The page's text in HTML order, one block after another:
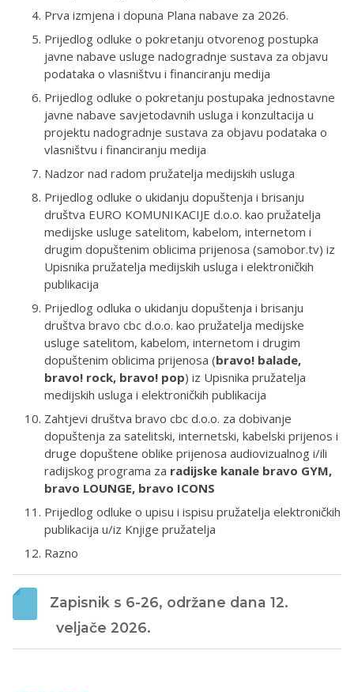
Prva izmjena i dopuna Plana nabave za 2026.
Prijedlog odluke o pokretanju otvorenog postupka
javne nabave usluge nadogradnje sustava za objavu
podataka o vlasništvu i financiranju medija
Prijedlog odluke o pokretanju postupaka jednostavne
javne nabave savjetodavnih usluga i konzultacija u
projektu nadogradnje sustava za objavu podataka o
vlasništvu i financiranju medija
Nadzor nad radom pružatelja medijskih usluga
Prijedlog odluke o ukidanju dopuštenja i brisanju
društva EURO KOMUNIKACIJE d.o.o. kao pružatelja
medijske usluge satelitom, kabelom, internetom i
drugim dopuštenim oblicima prijenosa (samobor.tv) iz
Upisnika pružatelja medijskih usluga i elektroničkih
publikacija
Prijedlog odluka o ukidanju dopuštenja i brisanju
društva bravo cbc d.o.o. kao pružatelja medijske
usluge satelitom, kabelom, internetom i drugim
dopuštenim oblicima prijenosa (bravo! balade,
bravo! rock, bravo! pop) iz Upisnika pružatelja
medijskih usluga i elektroničkih publikacija
Zahtjevi društva bravo cbc d.o.o. za dobivanje
dopuštenja za satelitski, internetski, kabelski prijenos i
druge dopuštene oblike prijenosa audiovizualnog i/ili
radijskog programa za radijske kanale bravo GYM,
bravo LOUNGE, bravo ICONS
Prijedlog odluke o upisu i ispisu pružatelja elektroničkih
publikacija u/iz Knjige pružatelja
Razno
Zapisnik s 6-26, održane dana 12.
veljače 2026.